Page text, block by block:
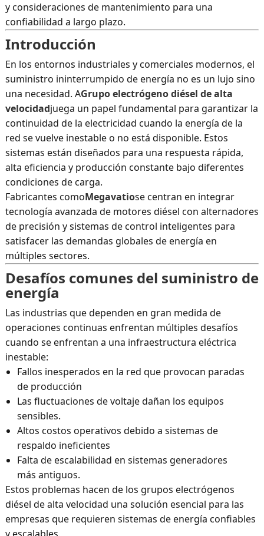
y consideraciones de mantenimiento para una
confiabilidad a largo plazo.
Introducción
En los entornos industriales y comerciales modernos, el
suministro ininterrumpido de energía no es un lujo sino
una necesidad. AGrupo electrógeno diésel de alta
velocidadjuega un papel fundamental para garantizar la
continuidad de la electricidad cuando la energía de la
red se vuelve inestable o no está disponible. Estos
sistemas están diseñados para una respuesta rápida,
alta eficiencia y producción constante bajo diferentes
condiciones de carga.
Fabricantes comoMegavatiose centran en integrar
tecnología avanzada de motores diésel con alternadores
de precisión y sistemas de control inteligentes para
satisfacer las demandas globales de energía en
múltiples sectores.
Desafíos comunes del suministro de
energía
Las industrias que dependen en gran medida de
operaciones continuas enfrentan múltiples desafíos
cuando se enfrentan a una infraestructura eléctrica
inestable:
Fallos inesperados en la red que provocan paradas
de producción
Las fluctuaciones de voltaje dañan los equipos
sensibles.
Altos costos operativos debido a sistemas de
respaldo ineficientes
Falta de escalabilidad en sistemas generadores
más antiguos.
Estos problemas hacen de los grupos electrógenos
diésel de alta velocidad una solución esencial para las
empresas que requieren sistemas de energía confiables